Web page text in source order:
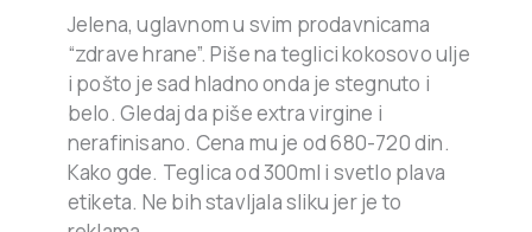
Jelena, uglavnom u svim prodavnicama
“zdrave hrane”. Piše na teglici kokosovo ulje
i pošto je sad hladno onda je stegnuto i
belo. Gledaj da piše extra virgine i
nerafinisano. Cena mu je od 680-720 din.
Kako gde. Teglica od 300ml i svetlo plava
etiketa. Ne bih stavljala sliku jer je to